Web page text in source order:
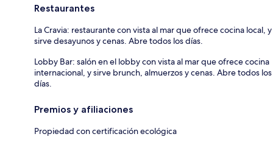
Restaurantes
La Cravia: restaurante con vista al mar que ofrece cocina local, y
sirve desayunos y cenas. Abre todos los días.
Lobby Bar: salón en el lobby con vista al mar que ofrece cocina
internacional, y sirve brunch, almuerzos y cenas. Abre todos los
días.
Premios y afiliaciones
Propiedad con certificación ecológica